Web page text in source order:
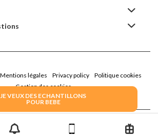
JE VEUX DES ECHANTILLONS
POUR BEBE
Mentions légales Privacy policy
Politique cookies
Gestion des cookies
2022 Family Service - la Boîte Rose